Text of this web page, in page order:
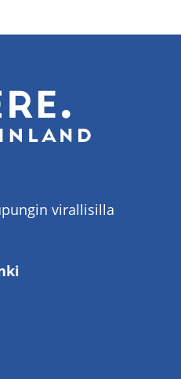
virallisilla